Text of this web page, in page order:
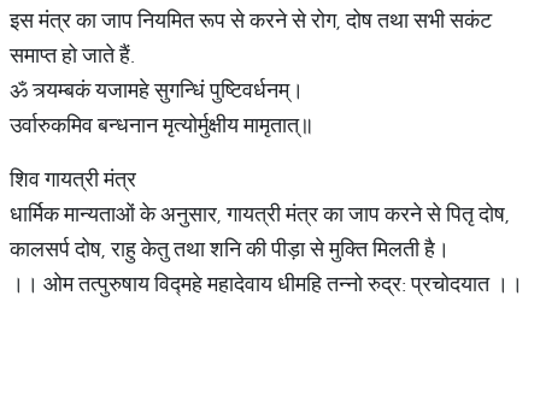
इस मंत्र का जाप नियमित रूप से करने से रोग, दोष तथा सभी सकंट
समाप्त हो जाते हैं.
ॐ त्र्यम्बकं यजामहे सुगन्धिं पुष्टिवर्धनम्।
उर्वारुकमिव बन्धनान मृत्योर्मुक्षीय मामृतात्॥
शिव गायत्री मंत्र
धार्मिक मान्यताओं के अनुसार, गायत्री मंत्र का जाप करने से पितृ दोष,
कालसर्प दोष, राहु केतु तथा शनि की पीड़ा से मुक्ति मिलती है।
।। ओम तत्पुरुषाय विद्महे महादेवाय धीमहि तन्नो रुद्र: प्रचोदयात ।।